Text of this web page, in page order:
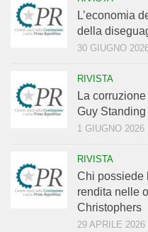
L’economia
della
30 GIUGNO
RIVISTA
La
Guy Standing
1 GIUGNO 2026
RIVISTA
Chi possiede
rendita nelle
Christophers
29 APRILE 2026